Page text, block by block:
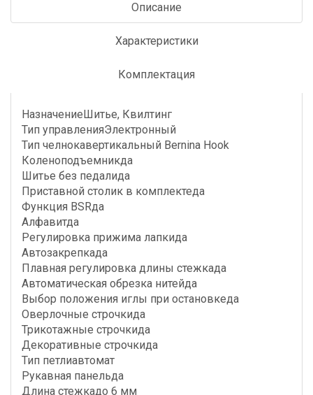
Описание
Характеристики
Комплектация
НазначениеШитье, Квилтинг
Тип управленияЭлектронный
Тип челнокавертикальный Bernina Hook
Коленоподъемникда
Шитье без педалида
Приставной столик в комплектеда
Функция BSRда
Алфавитда
Регулировка прижима лапкида
Автозакрепкада
Плавная регулировка длины стежкада
Автоматическая обрезка нитейда
Выбор положения иглы при остановкеда
Оверлочные строчкида
Трикотажные строчкида
Декоративные строчкида
Тип петлиавтомат
Рукавная панельда
Длина стежкадо 6 мм